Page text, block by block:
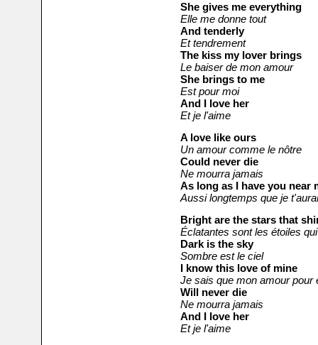
She gives me everything
Elle me donne tout
And tenderly
Et tendrement
The kiss my lover brings
Le baiser de mon amour
She brings to me
Est pour moi
And I love her
Et je l'aime
A love like ours
Un amour comme le nôtre
Could never die
Ne mourra jamais
As long as I have you near
Aussi longtemps que je
Bright are the stars that
Éclatantes sont les étoiles
Dark is the sky
Sombre est le ciel
I know this love of mine
Je sais que mon amour pour
Will never die
Ne mourra jamais
And I love her
Et je l'aime